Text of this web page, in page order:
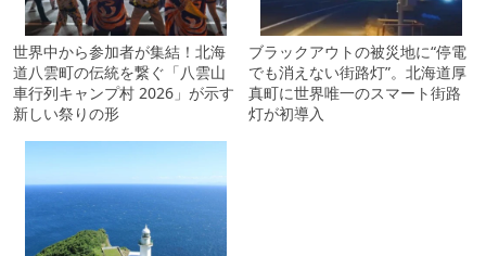
世界中から参加者が集結！北海
道八雲町の伝統を繋ぐ「八雲山
車行列キャンプ村 2026」が示す
新しい祭りの形
ブラックアウトの被災地に“停電
でも消えない街路灯”。北海道厚
真町に世界唯一のスマート街路
灯が初導入